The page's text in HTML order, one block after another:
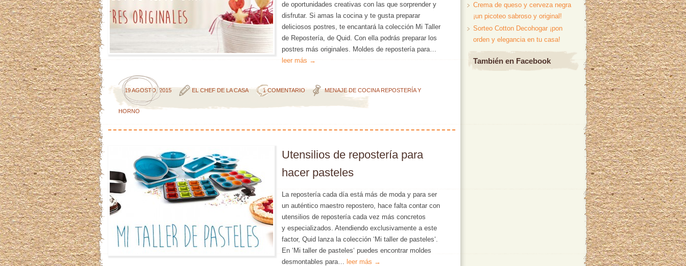
de oportunidades creativas con las que sorprender y
disfrutar. Si amas la cocina y te gusta preparar
deliciosos postres, te encantará la colección Mi Taller
de Repostería, de Quid. Con ella podrás preparar los
postres más originales. Moldes de repostería para…
leer más →
19 AGOSTO, 2015 EL CHEF DE LA CASA 1 COMENTARIO MENAJE DE COCINA REPOSTERÍA Y
HORNO
Utensilios de repostería para
hacer pasteles
La repostería cada día está más de moda y para ser
un auténtico maestro repostero, hace falta contar con
utensilios de repostería cada vez más concretos
y especializados. Atendiendo exclusivamente a este
factor, Quid lanza la colección ‘Mi taller de pasteles‘.
En ‘Mi taller de pasteles‘ puedes encontrar moldes
desmontables para… leer más →
Crema de queso y cerveza negra
¡un picoteo sabroso y original!
Sorteo Cotton Decohogar ¡pon
orden y elegancia en tu casa!
También en Facebook